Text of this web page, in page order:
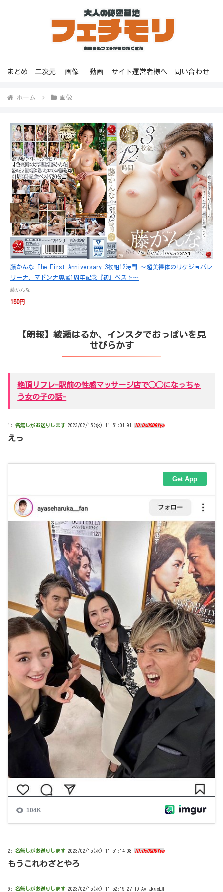
まとめ 二次元 画像 動画 サイト運営者様へ 問い合わせ
ホーム 画像
藤かんな The First Anniversary 3枚組12時間 ～超美裸体のリケジョバレ
リーナ、マドンナ専属1周年記念『初』ベスト～
藤かんな
150円
【朗報】綾瀬はるか、インスタでおっぱいを見
せびらかす
絶頂リフレ-駅前の性感マッサージ店で◯◯になっちゃ
う女の子の話-
1: 名無しがお送りします 2023/02/15(水) 11:51:01.91 ID:Dc0QD9Yya
えっ
2: 名無しがお送りします 2023/02/15(水) 11:51:14.08 ID:Dc0QD9Yya
もうこれわざとやろ
6: 名無しがお送りします 2023/02/15(水) 11:52:19.27 ID:AvjJkgxLM